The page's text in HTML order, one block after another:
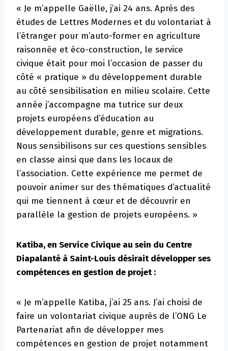
« Je m’appelle Gaëlle, j’ai 24 ans. Après des
études de Lettres Modernes et du volontariat à
l’étranger pour m’auto-former en agriculture
raisonnée et éco-construction, le service
civique était pour moi l’occasion de passer du
côté « pratique » du développement durable
au côté sensibilisation en milieu scolaire. Cette
année j’accompagne ma tutrice sur deux
projets européens d’éducation au
développement durable, genre et migrations.
Nous sensibilisons sur ces questions sensibles
en classe ainsi que dans les locaux de
l’association. Cette expérience me permet de
pouvoir animer sur des thématiques d’actualité
qui me tiennent à cœur et de découvrir en
parallèle la gestion de projets européens. »
Katiba, en Service Civique au sein du Centre
Diapalanté à Saint-Louis désirait développer ses
compétences en gestion de projet :
« Je m’appelle Katiba, j’ai 25 ans. J’ai choisi de
faire un volontariat civique auprès de l’ONG Le
Partenariat afin de développer mes
compétences en gestion de projet notamment